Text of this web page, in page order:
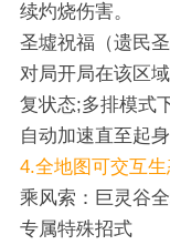
续灼烧伤害。
圣墟祝福（遗民圣
对局开局在该区
复状态;多排模式
自动加速直至起身
4.全地图可交互
乘风索：巨灵谷
专属特殊招式